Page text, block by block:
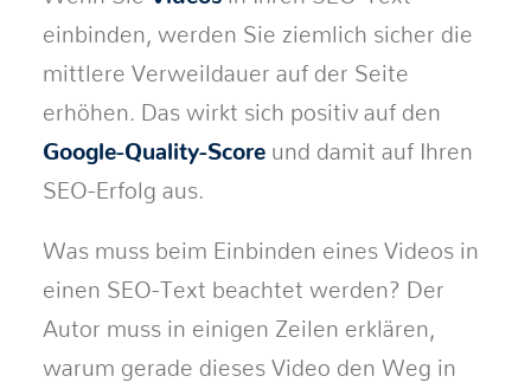
einbinden, werden Sie ziemlich sicher die
mittlere Verweildauer auf der Seite
erhöhen. Das wirkt sich positiv auf den
Google-Quality-Score und damit auf Ihren
SEO-Erfolg aus.
Was muss beim Einbinden eines Videos in
einen SEO-Text beachtet werden? Der
Autor muss in einigen Zeilen erklären,
warum gerade dieses Video den Weg in